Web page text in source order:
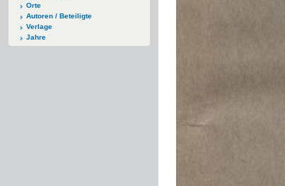
Orte
Autoren / Beteiligte
Verlage
Jahre